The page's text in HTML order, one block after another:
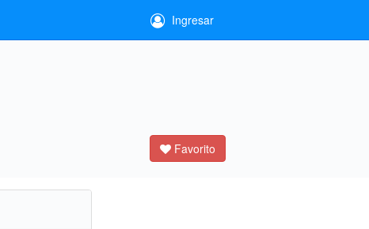
Ingresar
Favorito